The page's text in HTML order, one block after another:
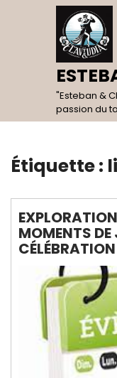
"Esteban &
passion du
Étiquette :
MOMENTS DE
CÉLÉBRATION